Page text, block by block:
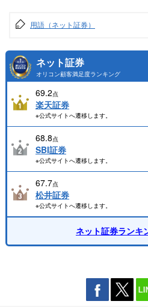
用語（ネット証券）
ネット証券
オリコン顧客満足度ランキング
69.2点
楽天証券
※公式サイトへ遷移します。
68.8点
SBI証券
※公式サイトへ遷移します。
67.7点
松井証券
※公式サイトへ遷移します。
ネット証券ランキ